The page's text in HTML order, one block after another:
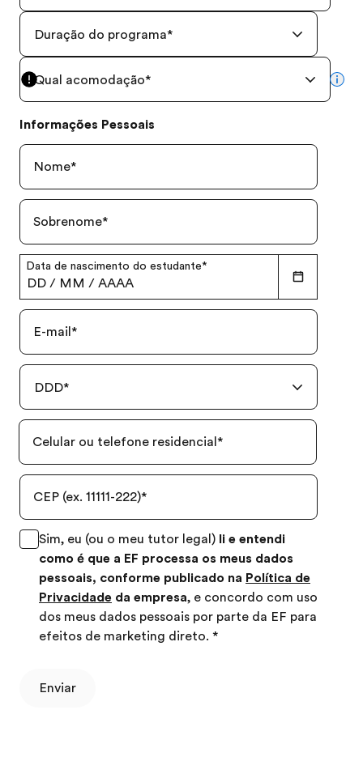
Duração do programa*
Qual acomodação*
Informações Pessoais
Nome*
Sobrenome*
Data de nascimento do estudante*
DD / MM / AAAA
E-mail *
DDD*
Celular ou telefone residencial *
CEP (ex. 11111-222)*
Sim, eu (ou o meu tutor legal) li e entendi
como é que a EF processa os meus dados
pessoais, conforme publicado na Política de
Privacidade da empresa, e concordo com uso
dos meus dados pessoais por parte da EF para
efeitos de marketing direto. *
Enviar